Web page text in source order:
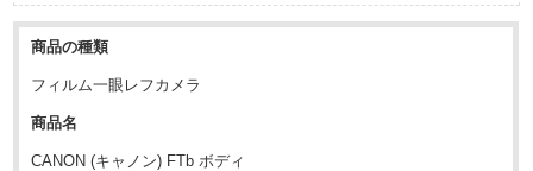
商品の種類
フィルム一眼レフカメラ
商品名
CANON (キャノン) FTb ボディ